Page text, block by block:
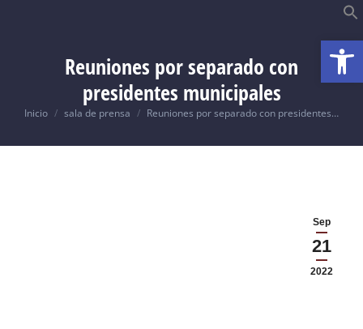
Reuniones por separado con
presidentes municipales
Usted está aquí:
Inicio sala de prensa Reuniones por separado con presidentes…
Sep
21
2022